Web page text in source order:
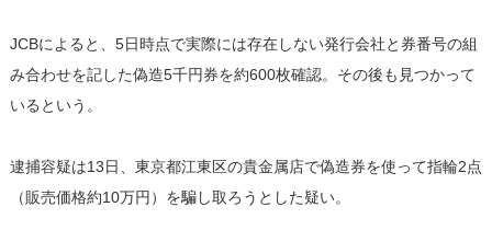
JCBによると、5日時点で実際には存在しない発行会社と券番号の組
み合わせを記した偽造5千円券を約600枚確認。その後も見つかって
いるという。
逮捕容疑は13日、東京都江東区の貴金属店で偽造券を使って指輪2点
（販売価格約10万円）を騙し取ろうとした疑い。